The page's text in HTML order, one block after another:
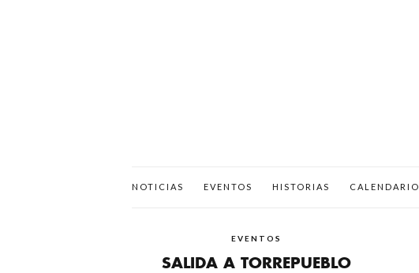
NOTICIAS EVENTOS HISTORIAS CALENDARIO
EVENTOS
SALIDA A TORREPUEBLO